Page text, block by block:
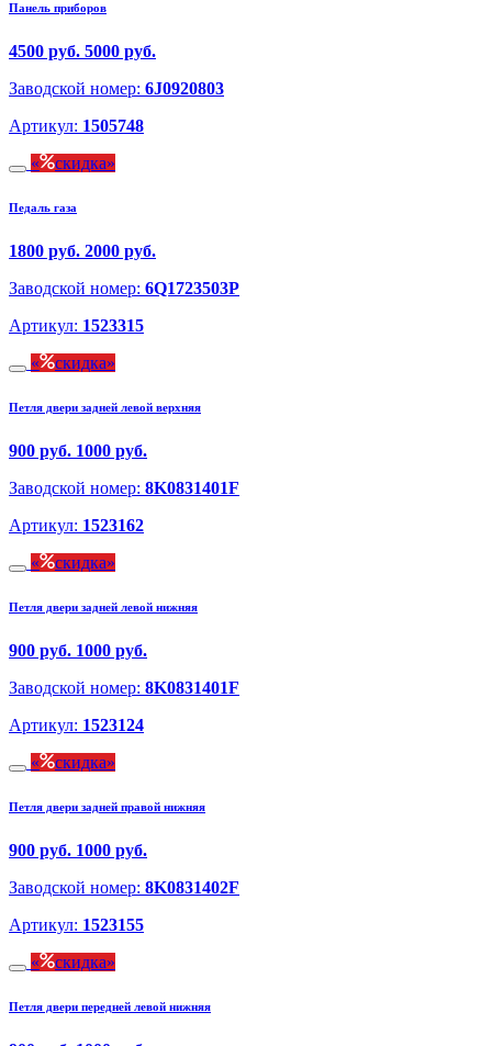
Панель приборов
4500 руб. 5000 руб.
Заводской номер: 6J0920803
Артикул: 1505748
скидка
Педаль газа
1800 руб. 2000 руб.
Заводской номер: 6Q1723503P
Артикул: 1523315
скидка
Петля двери задней левой верхняя
900 руб. 1000 руб.
Заводской номер: 8K0831401F
Артикул: 1523162
скидка
Петля двери задней левой нижняя
900 руб. 1000 руб.
Заводской номер: 8K0831401F
Артикул: 1523124
скидка
Петля двери задней правой нижняя
900 руб. 1000 руб.
Заводской номер: 8K0831402F
Артикул: 1523155
скидка
Петля двери передней левой нижняя